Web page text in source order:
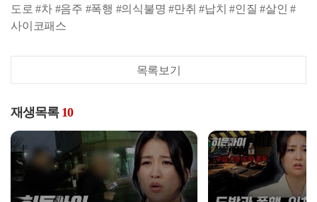
도로 #차 #음주 #폭행 #의식불명 #만취 #납치 #인질 #살인 #
사이코패스
목록보기
재생목록 10